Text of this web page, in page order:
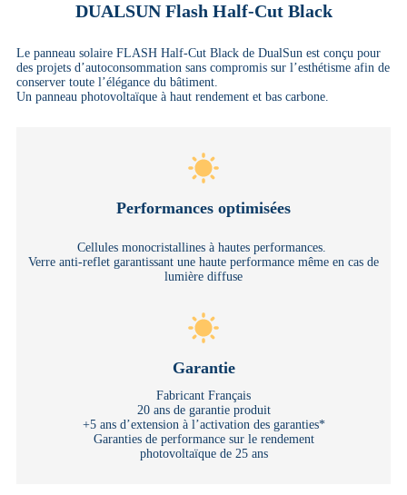
DUALSUN Flash Half-Cut Black
Le panneau solaire FLASH Half-Cut Black de DualSun est conçu pour
des projets d’autoconsommation sans compromis sur l’esthétisme afin de
conserver toute l’élégance du bâtiment.
Un panneau photovoltaïque à haut rendement et bas carbone.
Performances optimisées
Cellules monocristallines à hautes performances.
Verre anti-reflet garantissant une haute performance même en cas de
lumière diffuse
Garantie
Fabricant Français
20 ans de garantie produit
+5 ans d’extension à l’activation des garanties*
Garanties de performance sur le rendement
photovoltaïque de 25 ans